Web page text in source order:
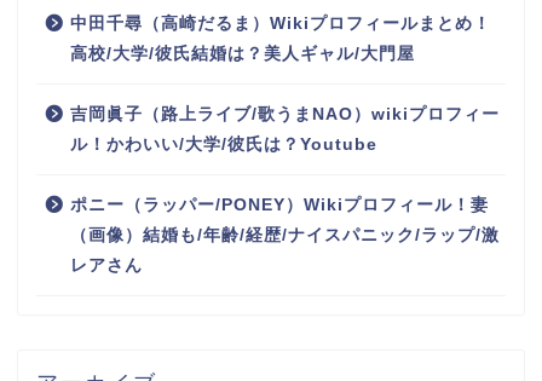
中田千尋（高崎だるま）Wikiプロフィールまとめ！
高校/大学/彼氏結婚は？美人ギャル/大門屋
吉岡眞子（路上ライブ/歌うまNAO）wikiプロフィー
ル！かわいい/大学/彼氏は？Youtube
ポニー（ラッパー/PONEY）Wikiプロフィール！妻
（画像）結婚も/年齢/経歴/ナイスパニック/ラップ/激
レアさん